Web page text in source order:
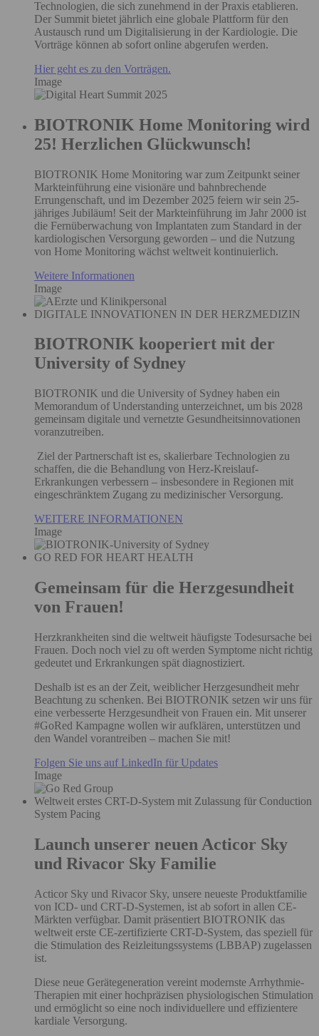
Technologien, die sich zunehmend in der Praxis etablieren.
Der Summit bietet jährlich eine globale Plattform für den
Austausch rund um Digitalisierung in der Kardiologie. Die
Vorträge können ab sofort online abgerufen werden.
Hier geht es zu den Vorträgen.
Image
BIOTRONIK Home Monitoring wird
25! Herzlichen Glückwunsch!
BIOTRONIK Home Monitoring war zum Zeitpunkt seiner
Markteinführung eine visionäre und bahnbrechende
Errungenschaft, und im Dezember 2025 feiern wir sein 25-
jähriges Jubiläum! Seit der Markteinführung im Jahr 2000 ist
die Fernüberwachung von Implantaten zum Standard in der
kardiologischen Versorgung geworden – und die Nutzung
von Home Monitoring wächst weltweit kontinuierlich.
Weitere Informationen
Image
DIGITALE INNOVATIONEN IN DER HERZMEDIZIN
BIOTRONIK kooperiert mit der
University of Sydney
BIOTRONIK und die University of Sydney haben ein
Memorandum of Understanding unterzeichnet, um bis 2028
gemeinsam digitale und vernetzte Gesundheitsinnovationen
voranzutreiben.
Ziel der Partnerschaft ist es, skalierbare Technologien zu
schaffen, die die Behandlung von Herz-Kreislauf-
Erkrankungen verbessern – insbesondere in Regionen mit
eingeschränktem Zugang zu medizinischer Versorgung.
WEITERE INFORMATIONEN
Image
GO RED FOR HEART HEALTH
Gemeinsam für die Herzgesundheit
von Frauen!
Herzkrankheiten sind die weltweit häufigste Todesursache bei
Frauen. Doch noch viel zu oft werden Symptome nicht richtig
gedeutet und Erkrankungen spät diagnostiziert.
Deshalb ist es an der Zeit, weiblicher Herzgesundheit mehr
Beachtung zu schenken. Bei BIOTRONIK setzen wir uns für
eine verbesserte Herzgesundheit von Frauen ein. Mit unserer
#GoRed Kampagne wollen wir aufklären, unterstützen und
den Wandel vorantreiben – machen Sie mit!
Folgen Sie uns auf LinkedIn für Updates
Image
Weltweit erstes CRT-D-System mit Zulassung für Conduction
System Pacing
Launch unserer neuen Acticor Sky
und Rivacor Sky Familie
Acticor Sky und Rivacor Sky, unsere neueste Produktfamilie
von ICD‑ und CRT‑D‑Systemen, ist ab sofort in allen CE-
Märkten verfügbar. Damit präsentiert BIOTRONIK das
weltweit erste CE‑zertifizierte CRT-D-System, das speziell für
die Stimulation des Reizleitungssystems (LBBAP) zugelassen
ist.
Diese neue Gerätegeneration vereint modernste Arrhythmie-
Therapien mit einer hochpräzisen physiologischen Stimulation
und ermöglicht so eine noch individuellere und effizientere
kardiale Versorgung.